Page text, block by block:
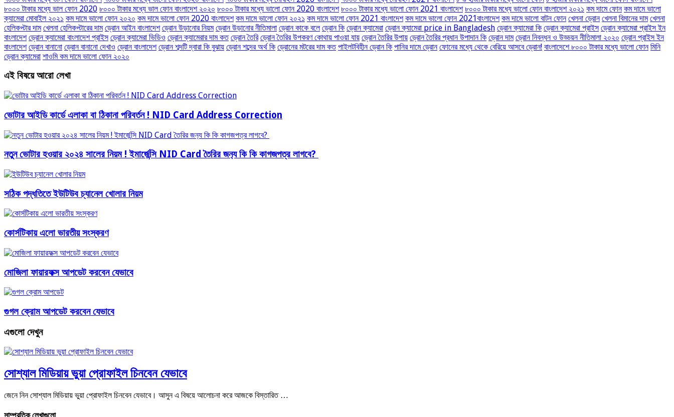
৮০০০ টাকার মধ্যে ভাল ফোন 2020 ৮০০০ টাকার মধ্যে ভাল ফোন বাংলাদেশ ২০২০ ৮০০০ টাকার মধ্যে ভালো ফোন 2020 বাংলাদেশ ৮০০০ টাকার মধ্যে ভালো ফোন 2021 বাংলাদেশ ৮০০০ টাকার মধ্যে ভালো ফোন বাংলাদেশ ২০২১ কম দামে ফোন কম দামে ভালো
ক্যামেরা মোবাইল ২০২১ কম দামে ভালো ফোন ২০২০ কম দামে ভালো ফোন 2020 বাংলাদেশ কম দামে ভালো ফোন ২০২১ কম দামে ভালো ফোন 2021 বাংলাদেশ কম দামে ভালো ফোন 2021বাংলাদেশ কম দামে ভালো বাটন ফোন খেলনা ড্রোন খেলনা বিমানের দাম খেলনা
হেলিকপ্টার দাম খেলনা হেলিকপ্টারের দাম ড্রোন আইন বাংলাদেশ ড্রোন উড়ানোর নিয়ম ড্রোন উড়ানোর নীতিমালা ড্রোন কাকে বলে ড্রোন কি ড্রোন ক্যামেরা ড্রোন ক্যামেরা price in Bangladesh ড্রোন ক্যামেরা কি ড্রোন ক্যামেরা প্রাইস ড্রোন ক্যামেরা প্রাইস ইন
বাংলাদেশ ড্রোন ক্যামেরা বাংলাদেশ প্রাইস ড্রোন ক্যামেরা ভিডিও ড্রোন ক্যামেরার দাম কত ড্রোন তৈরি ড্রোন তৈরির উপকরণ কোথায় পাওয়া যায় ড্রোন তৈরির উপায় ড্রোন তৈরির প্রধান উপাদান কি ড্রোন দাম ড্রোন নিবন্ধন ও উড্ডয়ন নীতিমালা ২০২০ ড্রোন প্রাইস ইন
বাংলাদেশ ড্রোন বানানো ড্রোন বানানো দেখাও ড্রোন বাংলাদেশ ড্রোন শব্দটি দ্বারা কি বুঝায় ড্রোন শব্দের অর্থ কি ড্রোনের মটরের দাম কত পাইলটবিহীন ড্রোন কি পানির দামে ড্রোন ফোনের মধ্যে থেকে বেরিয়ে আসবে ড্রোন! বাংলাদেশে ৮০০০ টাকার মধ্যে ভালো ফোন মিনি
ড্রোন ক্যামেরা শাওমি কম দামে ভালো ফোন ২০২০
এই বিষয়ে আরো লেখা
ভোটার আইডি কার্ডে এলাকা বা ঠিকানা পরিবর্তন ! NID Card Address Correction
নতুন ভোটার হওয়ার ২০২৪ সালের নিয়ম ! ইমার্জেন্সি NID Card তৈরির জন‍্য কি কি কাগজপত্র লাগবে?
সঠিক পদ্ধতিতে ইউটিউব চ্যানেল খোলার নিয়ম
কোর্সটিকায় এলো ভারতীয় সংস্করণ
মোজিলা ফায়ারফক্স আপডেট করবেন যেভাবে
গুগল ক্রোম আপডেট করবেন যেভাবে
এগুলো দেখুন
সোশ্যাল মিডিয়ায় ভুয়া প্রোফাইল চিনবেন যেভাবে
জেনে নিন সোশ্যাল মিডিয়ায় ভুয়া প্রোফাইল চিনবেন যেভাবে। আসুন এ বিষয়ে আলোচনা করে আজকে বিস্তারিত …